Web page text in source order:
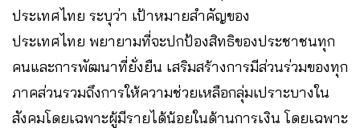
ประเทศไทย ระบุว่า เป้าหมายสำคัญของ
ประเทศไทย พยายามที่จะปกป้องสิทธิของประชาชนทุก
คนและการพัฒนาที่ยั่งยืน เสริมสร้างการมีส่วนร่วมของทุก
ภาคส่วนรวมถึงการให้ความช่วยเหลือกลุ่มเปราะบางใน
สังคมโดยเฉพาะผู้มีรายได้น้อยในด้านการเงิน โดยเฉพาะ